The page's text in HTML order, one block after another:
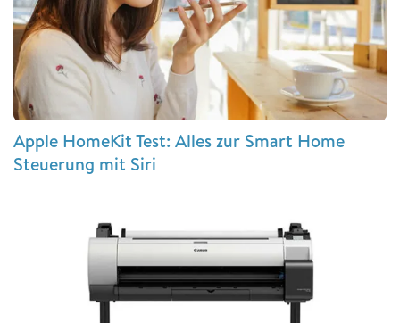
Apple HomeKit Test: Alles zur Smart Home
Steuerung mit Siri